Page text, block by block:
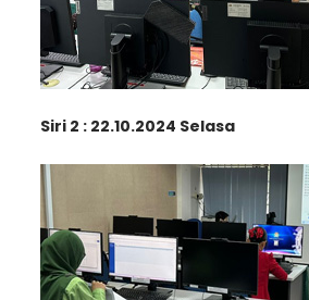
Siri 2 : 22.10.2024 Selasa